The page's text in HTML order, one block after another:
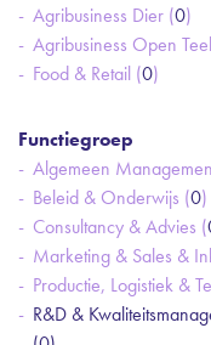
Agribusiness Dier (0)
Agribusiness Open
Food & Retail (0)
Functiegroep
Algemeen
Beleid & Onderwijs (0)
Consultancy & Advies (
Marketing & Sales &
Productie, Logistiek &
R&D &